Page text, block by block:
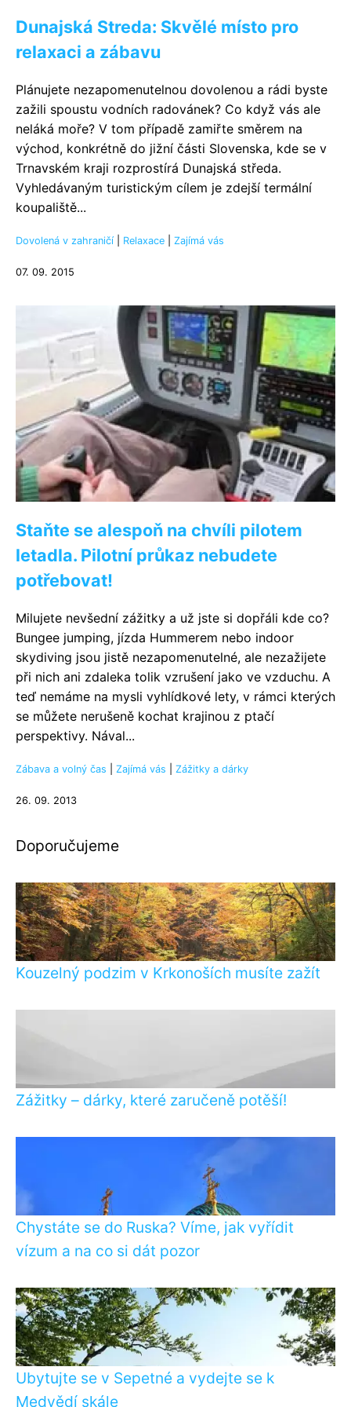
Dunajská Streda: Skvělé místo pro
relaxaci a zábavu
Plánujete nezapomenutelnou dovolenou a rádi byste
zažili spoustu vodních radovánek? Co když vás ale
neláká moře? V tom případě zamiřte směrem na
východ, konkrétně do jižní části Slovenska, kde se v
Trnavském kraji rozprostírá Dunajská středa.
Vyhledávaným turistickým cílem je zdejší termální
koupaliště...
Dovolená v zahraničí Relaxace Zajímá vás
07. 09. 2015
Staňte se alespoň na chvíli pilotem
letadla. Pilotní průkaz nebudete
potřebovat!
Milujete nevšední zážitky a už jste si dopřáli kde co?
Bungee jumping, jízda Hummerem nebo indoor
skydiving jsou jistě nezapomenutelné, ale nezažijete
při nich ani zdaleka tolik vzrušení jako ve vzduchu. A
teď nemáme na mysli vyhlídkové lety, v rámci kterých
se můžete nerušeně kochat krajinou z ptačí
perspektivy. Nával...
Zábava a volný čas Zajímá vás Zážitky a dárky
26. 09. 2013
Doporučujeme
Kouzelný podzim v Krkonoších musíte zažít
Zážitky – dárky, které zaručeně potěší!
Chystáte se do Ruska? Víme, jak vyřídit
vízum a na co si dát pozor
Ubytujte se v Sepetné a vydejte se k
Medvědí skále